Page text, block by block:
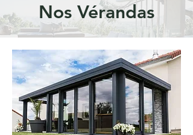
Nos Vérandas